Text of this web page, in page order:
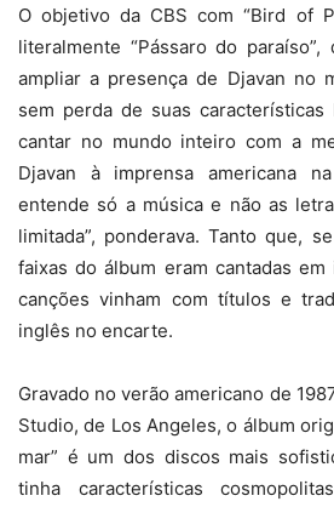
O objetivo da CBS com “Bird of
literalmente “Pássaro do
ampliar a presença de Djavan no
sem perda de suas características
cantar no mundo inteiro com a
Djavan à imprensa americana
entende só a música e não as
limitada”, ponderava. Tanto que,
faixas do álbum eram cantadas
canções vinham com títulos e
inglês no encarte.
Gravado no verão americano de
Studio, de Los Angeles, o álbum
mar” é um dos discos mais
tinha características